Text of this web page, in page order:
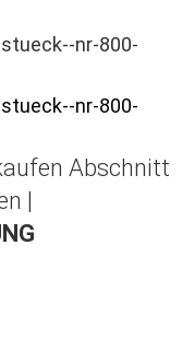
Abschnitt
|